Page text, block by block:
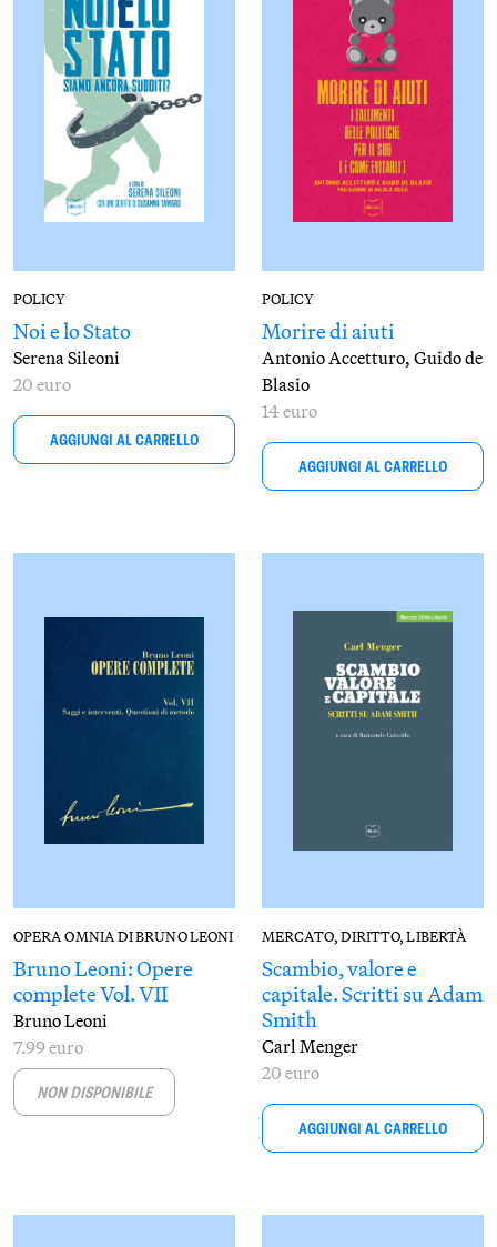
POLICY
Noi e lo Stato
Serena Sileoni
20 euro
AGGIUNGI AL CARRELLO
POLICY
Morire di aiuti
Antonio Accetturo, Guido de
Blasio
14 euro
AGGIUNGI AL CARRELLO
OPERA OMNIA DI BRUNO LEONI
Bruno Leoni: Opere
complete Vol. VII
Bruno Leoni
7.99 euro
NON DISPONIBILE
MERCATO, DIRITTO, LIBERTÀ
Scambio, valore e
capitale. Scritti su Adam
Smith
Carl Menger
20 euro
AGGIUNGI AL CARRELLO